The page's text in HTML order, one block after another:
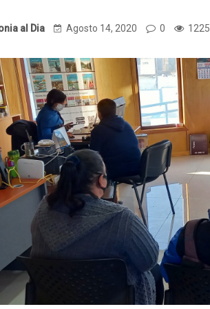
al Dia Agosto 14, 2020 0